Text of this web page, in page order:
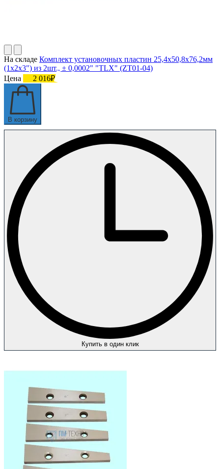
На складе Комплект установочных пластин 25,4х50,8х76,2мм
(1х2х3") из 2шт., ± 0,0002" "TLX" (ZT01-04)
Цена
2 016₽
В корзину
Купить в один клик